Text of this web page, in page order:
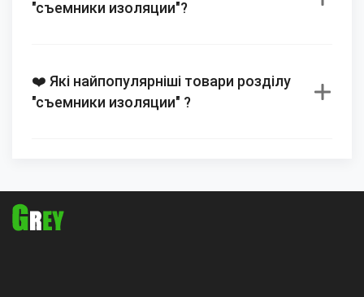
"съемники изоляции"?
❤️ Які найпопулярніші товари розділу
"съемники изоляции" ?